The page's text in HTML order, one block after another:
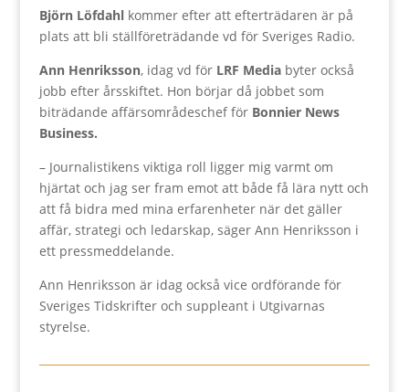
Björn Löfdahlkommer efter att efterträdaren är på
plats att bli ställföreträdande vd för Sveriges Radio.
Ann Henriksson, idag vd för LRF Mediabyter också
jobb efter årsskiftet. Hon börjar då jobbet som
biträdande affärsområdeschef förBonnier News
Business.
– Journalistikens viktiga roll ligger mig varmt om
hjärtat och jag ser fram emot att både få lära nytt och
att få bidra med mina erfarenheter när det gäller
affär, strategi och ledarskap, säger Ann Henriksson i
ett pressmeddelande.
Ann Henriksson är idag också vice ordförande för
Sveriges Tidskrifter och suppleant i Utgivarnas
styrelse.